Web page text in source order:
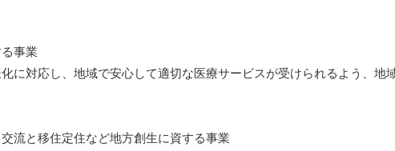
事業
に対応し、地域で安心して適切な医療サービスが受けられるよう、地
流と移住定住など地方創生に資する事業